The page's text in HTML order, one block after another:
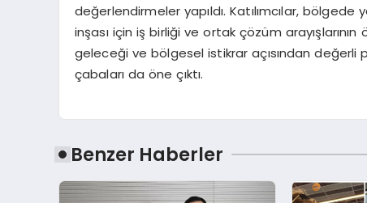
değerlendirmeler yapıldı. Katılımcılar,
inşası için iş birliği ve ortak çözüm
geleceği ve bölgesel istikrar açısından değerli
çabaları da öne çıktı.
Benzer Haberler